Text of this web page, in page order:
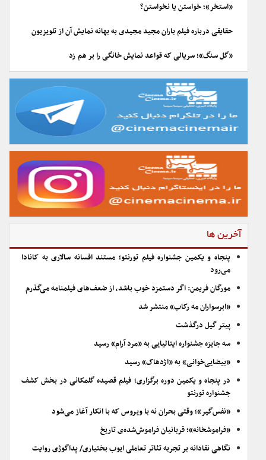
«استخر»؛ خواستن یا نخواستن؟
حقایقی درباره فیلم باران مجید مجیدی به بهانه نمایش آن از تلویزیون
«گل سنگ»؛ سریالی که قواعد نمایش خانگی را بر هم زد
آخرین ها
پنجاه و یکمین جشنواره فیلم تورنتو؛ مستند افسانه سالاری به کانادا
می‌رود
مورگان فریمن: اگر دستمزد خوب باشد، از ضعف‌های فیلمنامه می‌گذرم
«ابرسواران مه رکاب» منتشر شد
پیتر گیل درگذشت
سه جایزه جشنواره ایتالیایی به «مرد آرام» رسید
«بیضایی‌خوانی» به «اژدهاک» رسید
در پنجاه و یکمین دوره برگزاری؛ فیلم قصیده گلمکانی در بخش کشف
جشنواره تورنتو
«نفس‌گیر»؛ وقتی بحران نه با ویروس که با انکار آغاز می‌شود
«فراموشخانه»؛ قربانیان فراموش‌شده‌ی تاریخ
نگاهی نقادانه بر تجربه تئاتر تعاملی ایوب بختیاری/ پداگوژی روایت